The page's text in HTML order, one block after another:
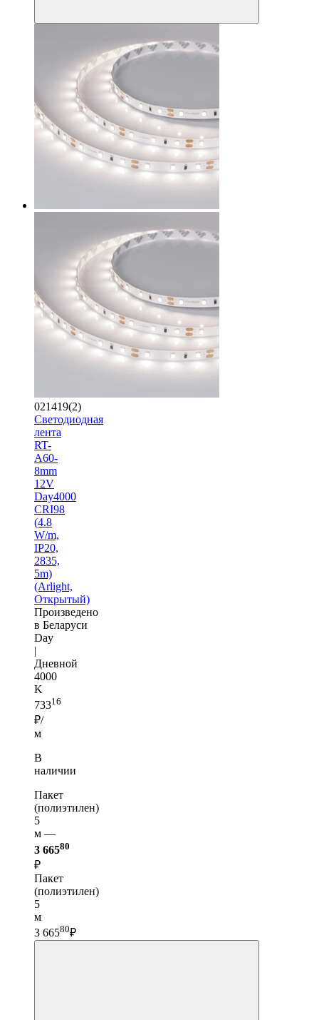
021419(2)
Светодиодная
лента
RT-
A60-
8mm
12V
Day4000
CRI98
(4.8
W/m,
IP20,
2835,
5m)
(Arlight,
Открытый)
Произведено
в Беларуси
Day
|
Дневной
4000
K
73316
₽/
м
В
наличии
Пакет
(полиэтилен)
5
м —
3 66580
₽
Пакет
(полиэтилен)
5
м
3 66580₽